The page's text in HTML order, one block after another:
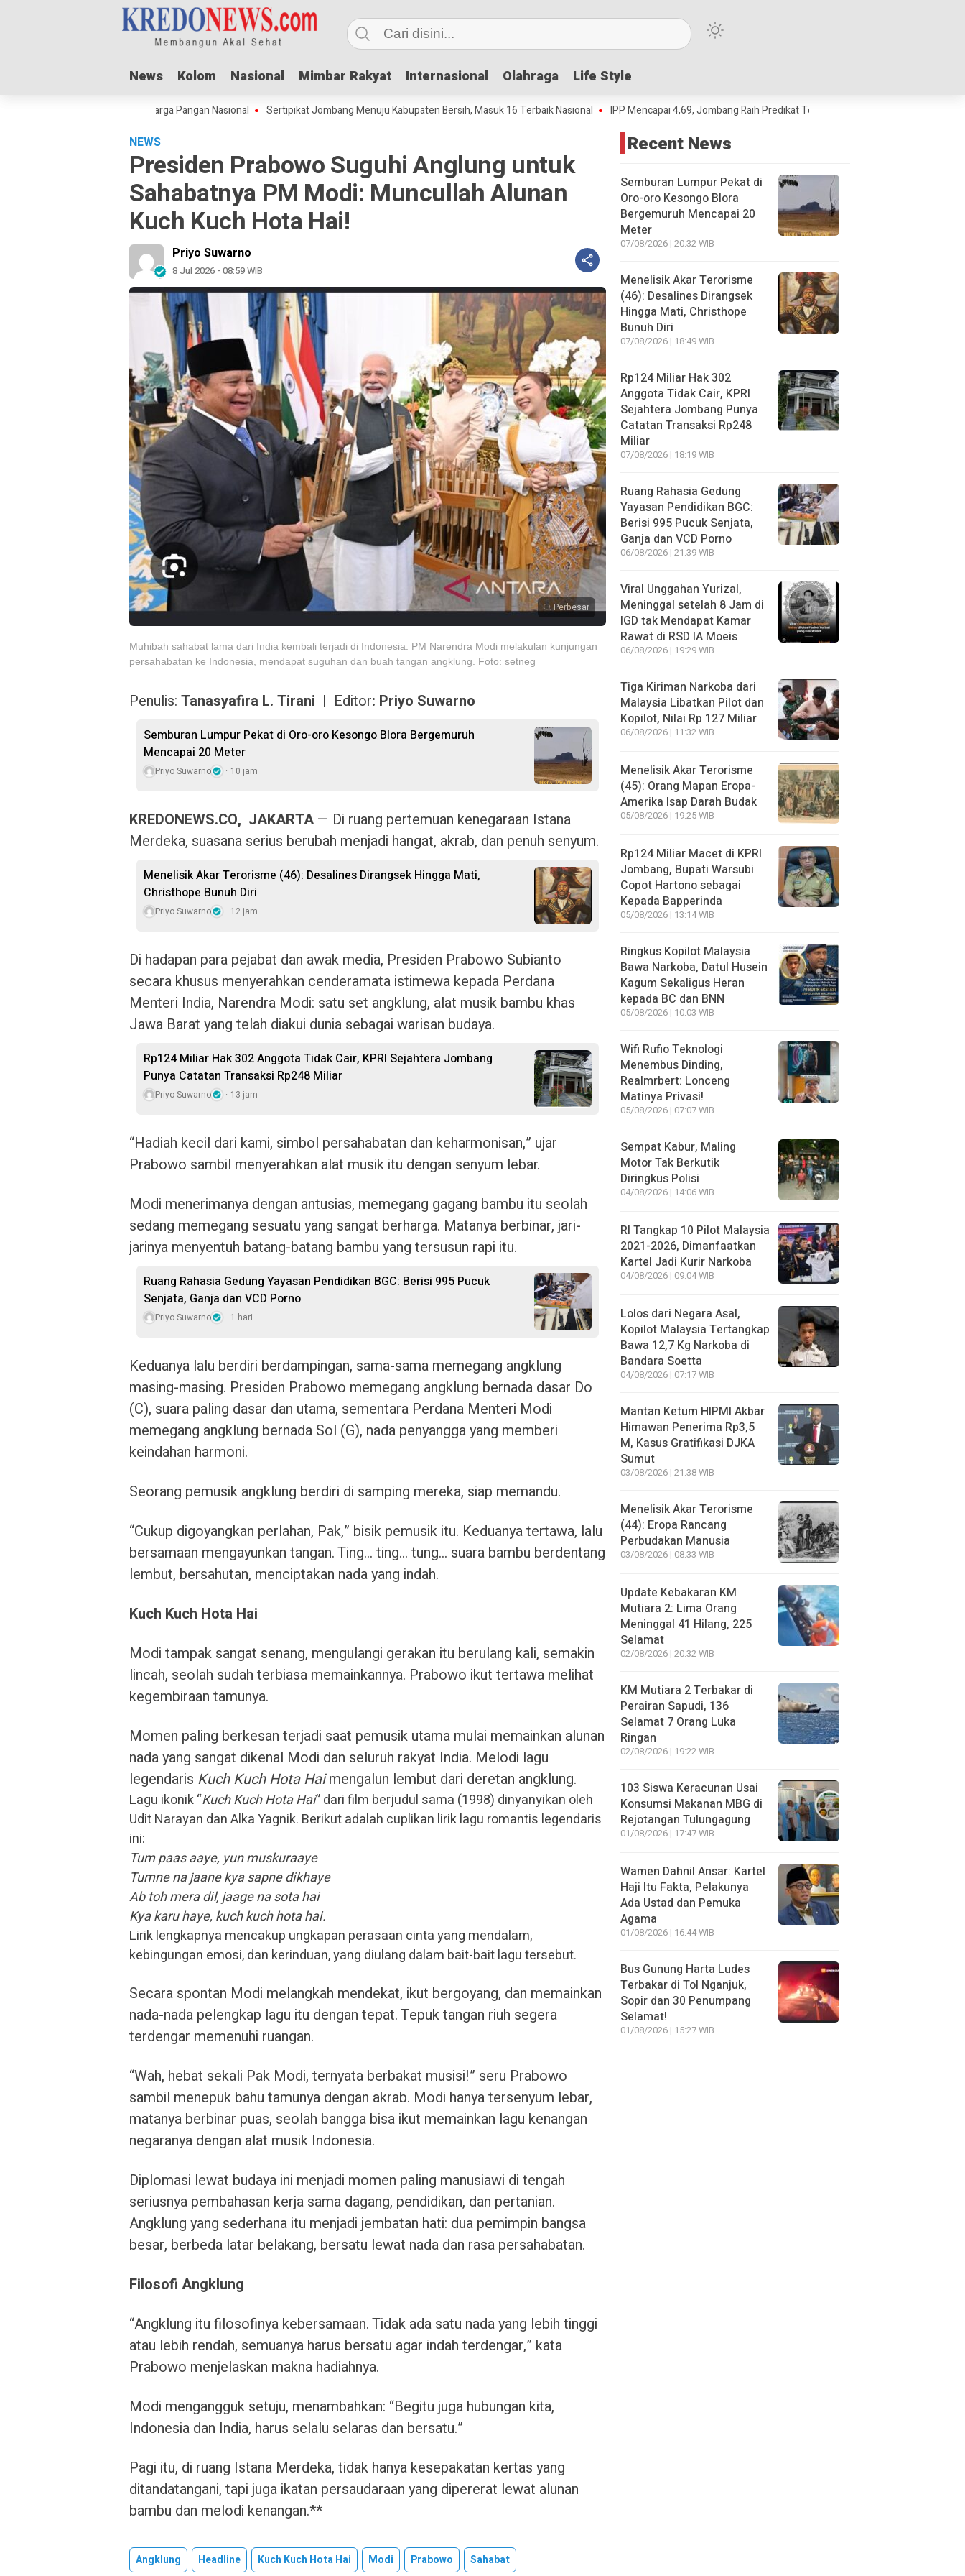
News Kolom Nasional Mimbar Rakyat Internasional Olahraga Life Style
News Kolom Nasional Mimbar Rakyat Internasional Olahraga Life Style
Dorong Lonjakan Harga Pangan Nasional Sertipikat Jombang Menuju Kabupaten Bersih, Masuk 16 Terbaik Nasional IPP Mencapai 4,69, Jombang Raih Predikat Terbaik Jawa Timur dan Peringkat III Nasional
NEWS
Presiden Prabowo Suguhi Anglung untuk
Sahabatnya PM Modi: Muncullah Alunan
Kuch Kuch Hota Hai!
Priyo Suwarno
8 Jul 2026 - 08:59 WIB
Perbesar
Muhibah sahabat lama dari India kembali terjadi di Indonesia. PM Narendra Modi melakulan kunjungan
persahabatan ke Indonesia, mendapat suguhan dan buah tangan angklung. Foto: setneg
Penulis: Tanasyafira L. Tirani | Editor: Priyo Suwarno
Semburan Lumpur Pekat di Oro-oro Kesongo Blora Bergemuruh
Mencapai 20 Meter
Priyo Suwarno 10 jam
KREDONEWS.CO, JAKARTA — Di ruang pertemuan kenegaraan Istana
Merdeka, suasana serius berubah menjadi hangat, akrab, dan penuh senyum.
Menelisik Akar Terorisme (46): Desalines Dirangsek Hingga Mati,
Christhope Bunuh Diri
Priyo Suwarno 12 jam
Di hadapan para pejabat dan awak media, Presiden Prabowo Subianto
secara khusus menyerahkan cenderamata istimewa kepada Perdana
Menteri India, Narendra Modi: satu set angklung, alat musik bambu khas
Jawa Barat yang telah diakui dunia sebagai warisan budaya.
Rp124 Miliar Hak 302 Anggota Tidak Cair, KPRI Sejahtera Jombang
Punya Catatan Transaksi Rp248 Miliar
Priyo Suwarno 13 jam
“Hadiah kecil dari kami, simbol persahabatan dan keharmonisan,” ujar
Prabowo sambil menyerahkan alat musik itu dengan senyum lebar.
Modi menerimanya dengan antusias, memegang gagang bambu itu seolah
sedang memegang sesuatu yang sangat berharga. Matanya berbinar, jari-
jarinya menyentuh batang-batang bambu yang tersusun rapi itu.
Ruang Rahasia Gedung Yayasan Pendidikan BGC: Berisi 995 Pucuk
Senjata, Ganja dan VCD Porno
Priyo Suwarno 1 hari
Keduanya lalu berdiri berdampingan, sama-sama memegang angklung
masing-masing. Presiden Prabowo memegang angklung bernada dasar Do
(C), suara paling dasar dan utama, sementara Perdana Menteri Modi
memegang angklung bernada Sol (G), nada penyangga yang memberi
keindahan harmoni.
Seorang pemusik angklung berdiri di samping mereka, siap memandu.
“Cukup digoyangkan perlahan, Pak,” bisik pemusik itu. Keduanya tertawa, lalu
bersamaan mengayunkan tangan. Ting… ting… tung… suara bambu berdentang
lembut, bersahutan, menciptakan nada yang indah.
Kuch Kuch Hota Hai
Modi tampak sangat senang, mengulangi gerakan itu berulang kali, semakin
lincah, seolah sudah terbiasa memainkannya. Prabowo ikut tertawa melihat
kegembiraan tamunya.
Momen paling berkesan terjadi saat pemusik utama mulai memainkan alunan
nada yang sangat dikenal Modi dan seluruh rakyat India. Melodi lagu
legendaris Kuch Kuch Hota Haimengalun lembut dari deretan angklung.
Lagu ikonik “Kuch Kuch Hota Hai” dari film berjudul sama (1998) dinyanyikan oleh
Udit Narayan dan Alka Yagnik. Berikut adalah cuplikan lirik lagu romantis legendaris
ini:
Tum paas aaye, yun muskuraaye
Tumne na jaane kya sapne dikhaye
Ab toh mera dil, jaage na sota hai
Kya karu haye, kuch kuch hota hai.
Lirik lengkapnya mencakup ungkapan perasaan cinta yang mendalam,
kebingungan emosi, dan kerinduan, yang diulang dalam bait-bait lagu tersebut.
Secara spontan Modi melangkah mendekat, ikut bergoyang, dan memainkan
nada-nada pelengkap lagu itu dengan tepat. Tepuk tangan riuh segera
terdengar memenuhi ruangan.
“Wah, hebat sekali Pak Modi, ternyata berbakat musisi!” seru Prabowo
sambil menepuk bahu tamunya dengan akrab. Modi hanya tersenyum lebar,
matanya berbinar puas, seolah bangga bisa ikut memainkan lagu kenangan
negaranya dengan alat musik Indonesia.
Diplomasi lewat budaya ini menjadi momen paling manusiawi di tengah
seriusnya pembahasan kerja sama dagang, pendidikan, dan pertanian.
Angklung yang sederhana itu menjadi jembatan hati: dua pemimpin bangsa
besar, berbeda latar belakang, bersatu lewat nada dan rasa persahabatan.
Filosofi Angklung
“Angklung itu filosofinya kebersamaan. Tidak ada satu nada yang lebih tinggi
atau lebih rendah, semuanya harus bersatu agar indah terdengar,” kata
Prabowo menjelaskan makna hadiahnya.
Modi mengangguk setuju, menambahkan: “Begitu juga hubungan kita,
Indonesia dan India, harus selalu selaras dan bersatu.”
Pagi itu, di ruang Istana Merdeka, tidak hanya kesepakatan kertas yang
ditandatangani, tapi juga ikatan persaudaraan yang dipererat lewat alunan
bambu dan melodi kenangan.**
Angklung Headline Kuch Kuch Hota Hai Modi Prabowo Sahabat
Recent News
Semburan Lumpur Pekat di
Oro-oro Kesongo Blora
Bergemuruh Mencapai 20
Meter
07/08/2026 | 20:32 WIB
Menelisik Akar Terorisme
(46): Desalines Dirangsek
Hingga Mati, Christhope
Bunuh Diri
07/08/2026 | 18:49 WIB
Rp124 Miliar Hak 302
Anggota Tidak Cair, KPRI
Sejahtera Jombang Punya
Catatan Transaksi Rp248
Miliar
07/08/2026 | 18:19 WIB
Ruang Rahasia Gedung
Yayasan Pendidikan BGC:
Berisi 995 Pucuk Senjata,
Ganja dan VCD Porno
06/08/2026 | 21:39 WIB
Viral Unggahan Yurizal,
Meninggal setelah 8 Jam di
IGD tak Mendapat Kamar
Rawat di RSD IA Moeis
06/08/2026 | 19:29 WIB
Tiga Kiriman Narkoba dari
Malaysia Libatkan Pilot dan
Kopilot, Nilai Rp 127 Miliar
06/08/2026 | 11:32 WIB
Menelisik Akar Terorisme
(45): Orang Mapan Eropa-
Amerika Isap Darah Budak
05/08/2026 | 19:25 WIB
Rp124 Miliar Macet di KPRI
Jombang, Bupati Warsubi
Copot Hartono sebagai
Kepada Bapperinda
05/08/2026 | 13:14 WIB
Ringkus Kopilot Malaysia
Bawa Narkoba, Datul Husein
Kagum Sekaligus Heran
kepada BC dan BNN
05/08/2026 | 10:03 WIB
Wifi Rufio Teknologi
Menembus Dinding,
Realmrbert: Lonceng
Matinya Privasi!
05/08/2026 | 07:07 WIB
Sempat Kabur, Maling
Motor Tak Berkutik
Diringkus Polisi
04/08/2026 | 14:06 WIB
RI Tangkap 10 Pilot Malaysia
2021-2026, Dimanfaatkan
Kartel Jadi Kurir Narkoba
04/08/2026 | 09:04 WIB
Lolos dari Negara Asal,
Kopilot Malaysia Tertangkap
Bawa 12,7 Kg Narkoba di
Bandara Soetta
04/08/2026 | 07:17 WIB
Mantan Ketum HIPMI Akbar
Himawan Penerima Rp3,5
M, Kasus Gratifikasi DJKA
Sumut
03/08/2026 | 21:38 WIB
Menelisik Akar Terorisme
(44): Eropa Rancang
Perbudakan Manusia
03/08/2026 | 08:33 WIB
Update Kebakaran KM
Mutiara 2: Lima Orang
Meninggal 41 Hilang, 225
Selamat
02/08/2026 | 20:32 WIB
KM Mutiara 2 Terbakar di
Perairan Sapudi, 136
Selamat 7 Orang Luka
Ringan
02/08/2026 | 19:22 WIB
103 Siswa Keracunan Usai
Konsumsi Makanan MBG di
Rejotangan Tulungagung
01/08/2026 | 17:47 WIB
Wamen Dahnil Ansar: Kartel
Haji Itu Fakta, Pelakunya
Ada Ustad dan Pemuka
Agama
01/08/2026 | 16:44 WIB
Bus Gunung Harta Ludes
Terbakar di Tol Nganjuk,
Sopir dan 30 Penumpang
Selamat!
01/08/2026 | 15:27 WIB